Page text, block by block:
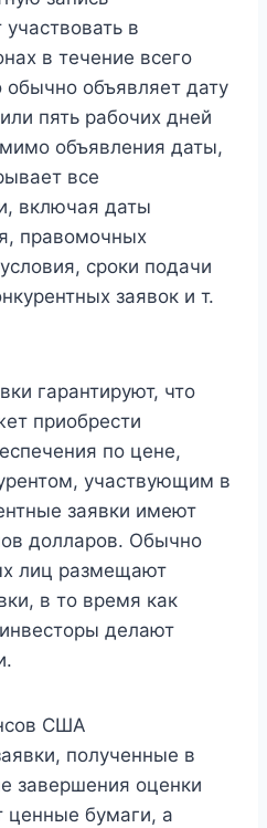
в
в течение всего
обычно объявляет дату
пять рабочих дней
объявления даты,
все
включая даты
правомочных
сроки подачи
заявок и т.
гарантируют, что
приобрести
по цене,
участвующим в
заявки имеют
долларов. Обычно
лиц размещают
в то время как
делают
США
полученные в
завершения оценки
ценные бумаги, а